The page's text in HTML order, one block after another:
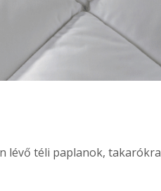
lévő téli paplanok, takarókra